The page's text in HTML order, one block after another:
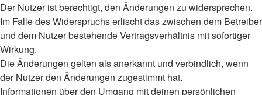
Der Nutzer ist berechtigt, den Änderungen zu widersprechen.
Im Falle des Widerspruchs erlischt das zwischen dem Betreiber
und dem Nutzer bestehende Vertragsverhältnis mit sofortiger
Wirkung.
Die Änderungen gelten als anerkannt und verbindlich, wenn
der Nutzer den Änderungen zugestimmt hat.
Informationen über den Umgang mit deinen persönlichen